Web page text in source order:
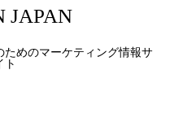
JAPAN
めのマーケティング情報サ
ト